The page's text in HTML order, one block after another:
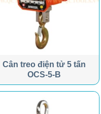
Cân treo điện tử 5 tấn
OCS-5-B